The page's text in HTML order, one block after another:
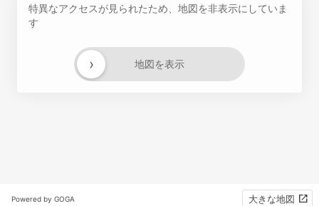
特異なアクセスが見られたため、地図を非表示にしていま
す
地図を表示
›
Powered by GOGA 大きな地図